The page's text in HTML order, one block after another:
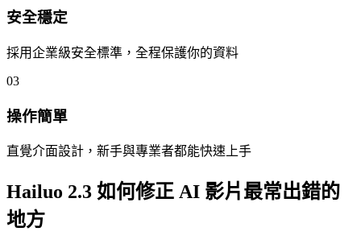
安全穩定
採用企業級安全標準，全程保護你的資料
03
操作簡單
直覺介面設計，新手與專業者都能快速上手
Hailuo 2.3 如何修正 AI 影片最常出錯的
地方